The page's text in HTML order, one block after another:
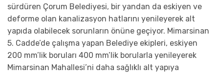
sürdüren Çorum Belediyesi, bir yandan da eskiyen ve
deforme olan kanalizasyon hatlarını yenileyerek alt
yapıda olabilecek sorunların önüne geçiyor. Mimarsinan
5. Cadde’de çalışma yapan Belediye ekipleri, eskiyen
200 mm’lik boruları 400 mm’lik borularla yenileyerek
Mimarsinan Mahallesi’ni daha sağlıklı alt yapıya